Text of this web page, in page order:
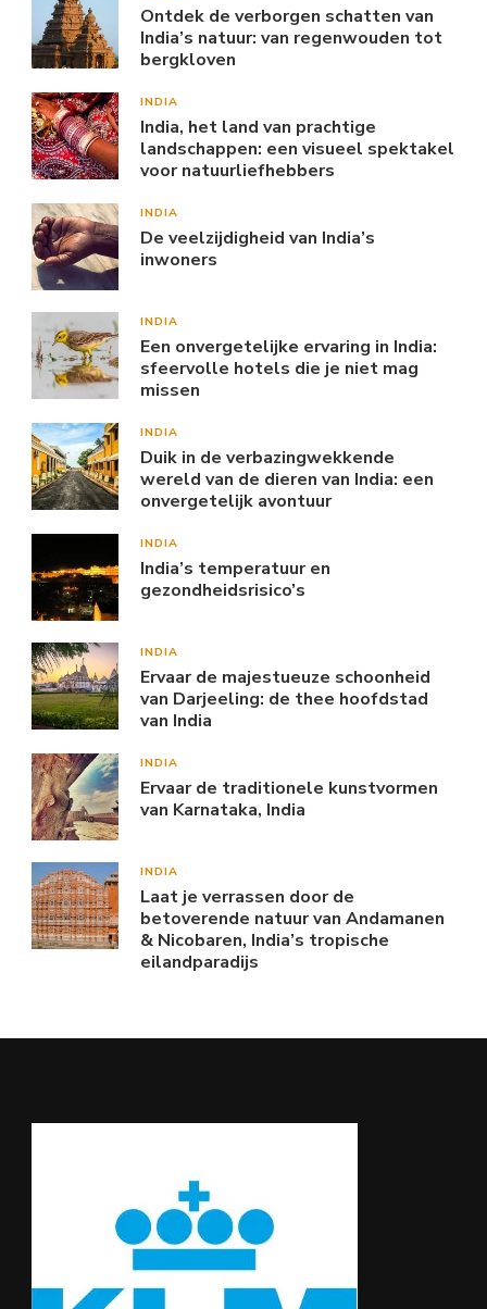
Ontdek de verborgen schatten van
India’s natuur: van regenwouden tot
bergkloven
INDIA
India, het land van prachtige
landschappen: een visueel spektakel
voor natuurliefhebbers
INDIA
De veelzijdigheid van India’s
inwoners
INDIA
Een onvergetelijke ervaring in India:
sfeervolle hotels die je niet mag
missen
INDIA
Duik in de verbazingwekkende
wereld van de dieren van India: een
onvergetelijk avontuur
INDIA
India’s temperatuur en
gezondheidsrisico’s
INDIA
Ervaar de majestueuze schoonheid
van Darjeeling: de thee hoofdstad
van India
INDIA
Ervaar de traditionele kunstvormen
van Karnataka, India
INDIA
Laat je verrassen door de
betoverende natuur van Andamanen
& Nicobaren, India’s tropische
eilandparadijs